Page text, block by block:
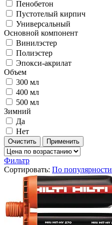
Пенобетон
Пустотелый кирпич
Универсальный
Основной компонент
Винилэстер
Полиэстер
Эпокси-акрилат
Объем
300 мл
400 мл
500 мл
Зимний
Да
Нет
Очистить Применить
Фильтр
Сортировать: По популярности